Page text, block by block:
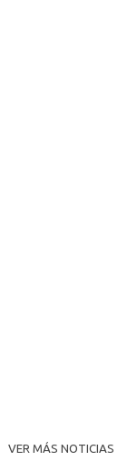
VER MÁS NOTICIAS